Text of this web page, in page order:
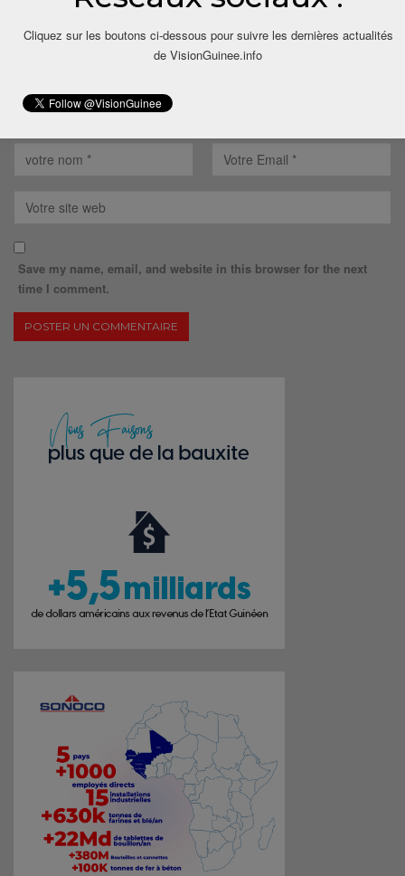
Save my name, email, and website in this browser for the next
time I comment.
Cliquez sur les boutons ci-dessous pour suivre les dernières actualités
de VisionGuinee.info